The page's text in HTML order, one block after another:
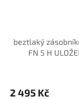
beztlaký
FN 5 H
2 495 Kč